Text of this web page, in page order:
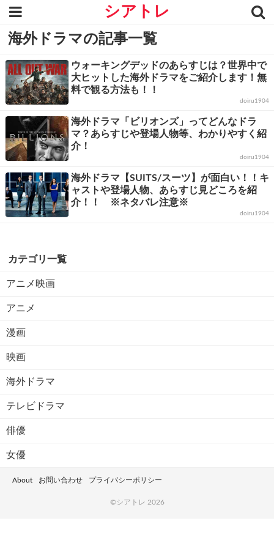
シアトレ
海外ドラマの記事一覧
ウォーキングデッドのあらすじは？世界中で
大ヒットした海外ドラマをご紹介します！無
料で観る方法も！！
doiru1904
海外ドラマ「ビリオンズ」ってどんなドラ
マ？あらすじや登場人物等、わかりやすく紹
介！
doiru1904
海外ドラマ【SUITS/スーツ】が面白い！！キ
ャストや登場人物、あらすじ見どころを紹
介！！ ※ネタバレ注意※
doiru1904
カテゴリ一覧
アニメ映画
アニメ
漫画
映画
海外ドラマ
テレビドラマ
俳優
女優
About お問い合わせ プライバシーポリシー
©シアトレ 2026